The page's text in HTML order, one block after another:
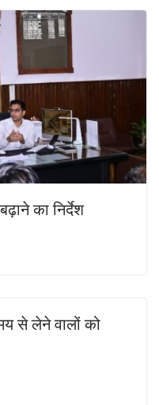
का निर्देश
से लेने वालों को